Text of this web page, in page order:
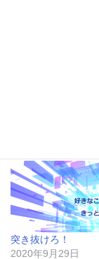
突き抜けろ！
2020年9月29日